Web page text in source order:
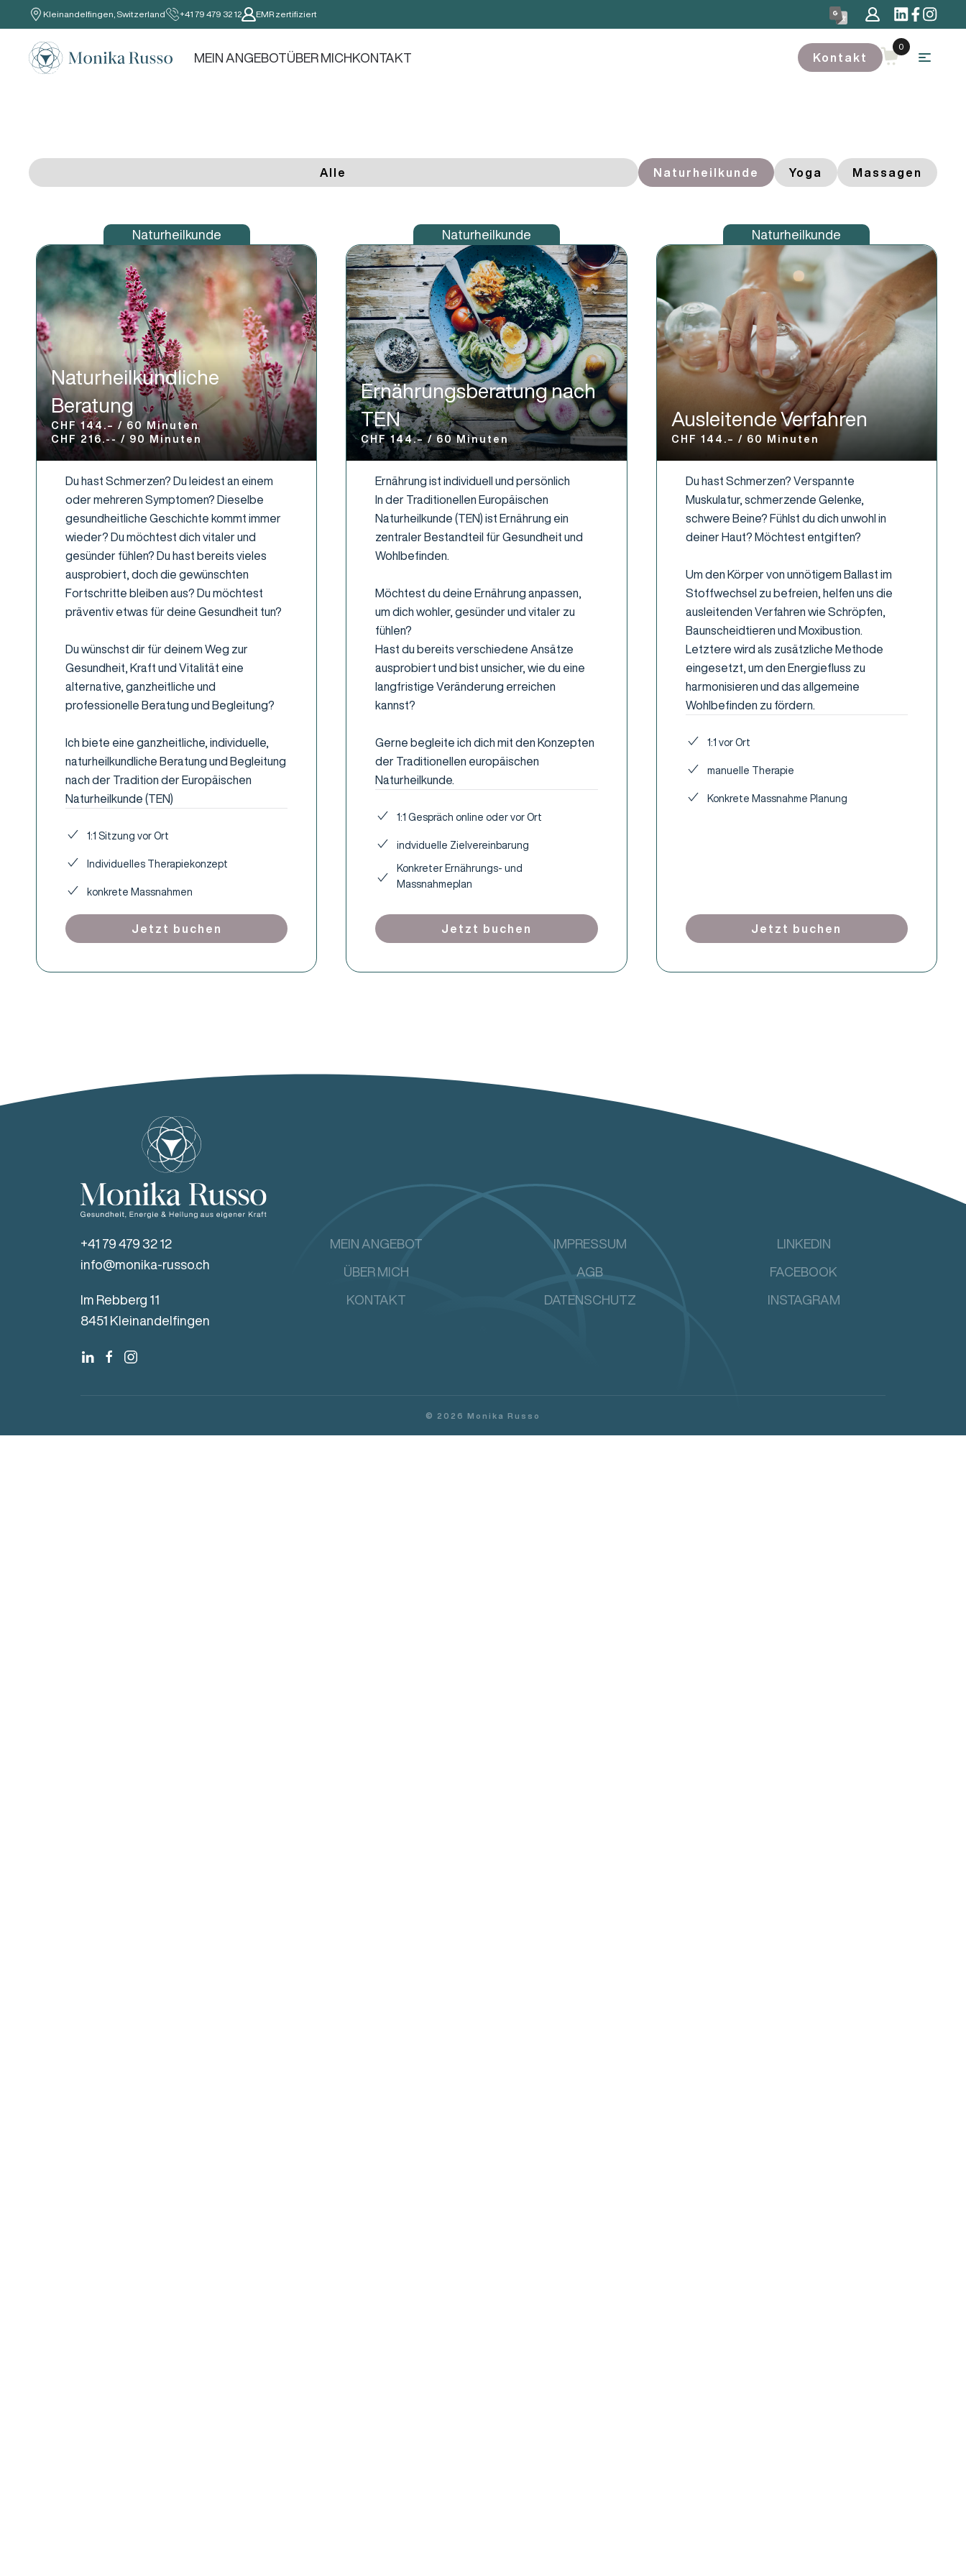
Kleinandelfingen, Switzerland +41 79 479 32 12 EMR zertifiziert
MEIN ANGEBOTÜBER MICHKONTAKT Kontakt
Alle Naturheilkunde Yoga Massagen
Naturheilkunde
Naturheilkundliche
Beratung
CHF 144.– / 60 Minuten
CHF 216.-- / 90 Minuten
Du hast Schmerzen? Du leidest an einem
oder mehreren Symptomen? Dieselbe
gesundheitliche Geschichte kommt immer
wieder? Du möchtest dich vitaler und
gesünder fühlen? Du hast bereits vieles
ausprobiert, doch die gewünschten
Fortschritte bleiben aus? Du möchtest
präventiv etwas für deine Gesundheit tun?
Du wünschst dir für deinem Weg zur
Gesundheit, Kraft und Vitalität eine
alternative, ganzheitliche und
professionelle Beratung und Begleitung?
Ich biete eine ganzheitliche, individuelle,
naturheilkundliche Beratung und Begleitung
nach der Tradition der Europäischen
Naturheilkunde (TEN)
1:1 Sitzung vor Ort
Individuelles Therapiekonzept
konkrete Massnahmen
Jetzt buchen
Naturheilkunde
Ernährungsberatung nach
TEN
CHF 144.– / 60 Minuten
Ernährung ist individuell und persönlich
In der Traditionellen Europäischen
Naturheilkunde (TEN) ist Ernährung ein
zentraler Bestandteil für Gesundheit und
Wohlbefinden.
Möchtest du deine Ernährung anpassen,
um dich wohler, gesünder und vitaler zu
fühlen?
Hast du bereits verschiedene Ansätze
ausprobiert und bist unsicher, wie du eine
langfristige Veränderung erreichen
kannst?
Gerne begleite ich dich mit den Konzepten
der Traditionellen europäischen
Naturheilkunde.
1:1 Gespräch online oder vor Ort
indviduelle Zielvereinbarung
Konkreter Ernährungs- und
Massnahmeplan
Jetzt buchen
Naturheilkunde
Ausleitende Verfahren
CHF 144.– / 60 Minuten
Du hast Schmerzen? Verspannte
Muskulatur, schmerzende Gelenke,
schwere Beine? Fühlst du dich unwohl in
deiner Haut? Möchtest entgiften?
Um den Körper von unnötigem Ballast im
Stoffwechsel zu befreien, helfen uns die
ausleitenden Verfahren wie Schröpfen,
Baunscheidtieren und Moxibustion.
Letztere wird als zusätzliche Methode
eingesetzt, um den Energiefluss zu
harmonisieren und das allgemeine
Wohlbefinden zu fördern.
1:1 vor Ort
manuelle Therapie
Konkrete Massnahme Planung
Jetzt buchen
+41 79 479 32 12
info@monika-russo.ch
Im Rebberg 11
8451 Kleinandelfingen
MEIN ANGEBOT
ÜBER MICH
KONTAKT
IMPRESSUM
AGB
DATENSCHUTZ
LINKEDIN
FACEBOOK
INSTAGRAM
© 2026 Monika Russo